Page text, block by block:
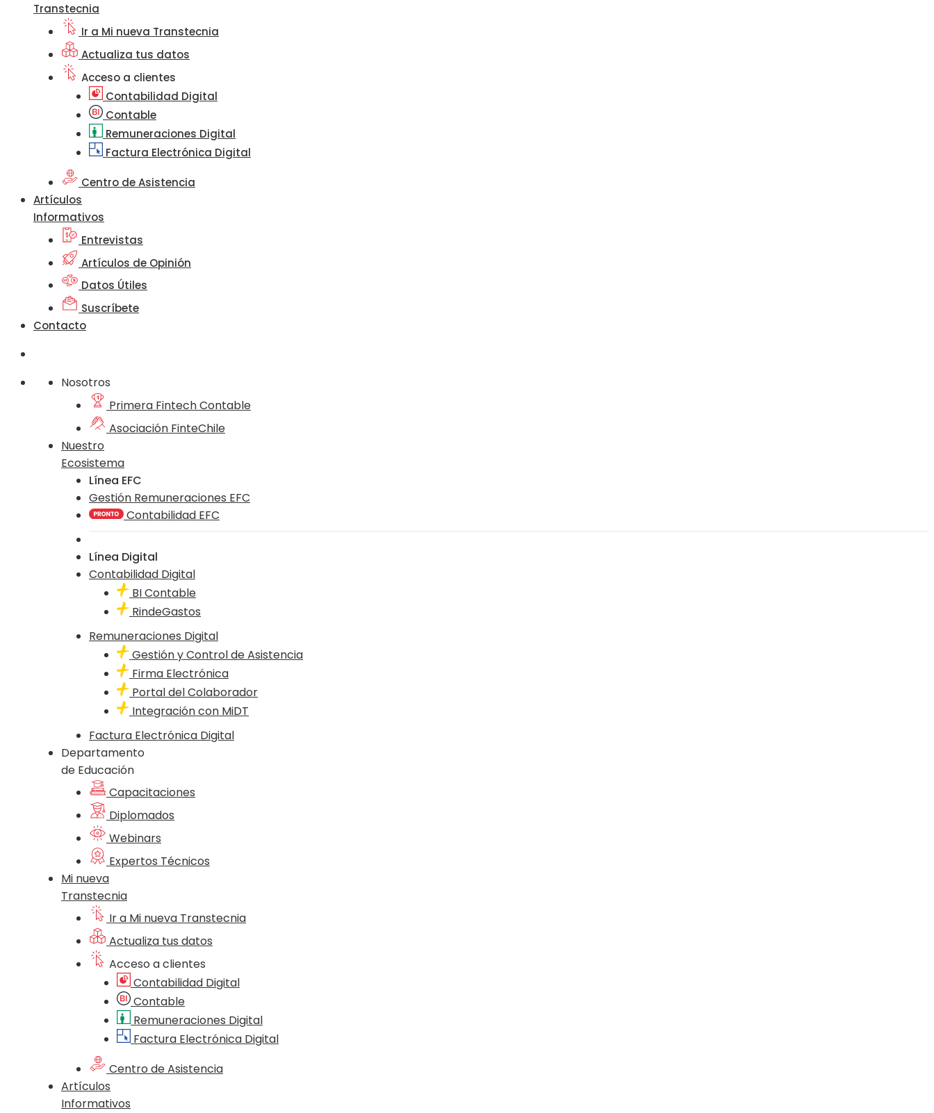
Transtecnia
Ir a Mi nueva Transtecnia
Actualiza tus datos
Acceso a clientes
Contabilidad Digital
Contable
Remuneraciones Digital
Factura Electrónica Digital
Centro de Asistencia
Artículos
Informativos
Entrevistas
Artículos de Opinión
Datos Útiles
Suscríbete
Contacto
Nosotros
Primera Fintech Contable
Asociación FinteChile
Nuestro
Ecosistema
Línea EFC
Gestión Remuneraciones EFC
Contabilidad EFC
Línea Digital
Contabilidad Digital
BI Contable
RindeGastos
Remuneraciones Digital
Gestión y Control de Asistencia
Firma Electrónica
Portal del Colaborador
Integración con MiDT
Factura Electrónica Digital
Departamento
de Educación
Capacitaciones
Diplomados
Webinars
Expertos Técnicos
Mi nueva
Transtecnia
Ir a Mi nueva Transtecnia
Actualiza tus datos
Acceso a clientes
Contabilidad Digital
Contable
Remuneraciones Digital
Factura Electrónica Digital
Centro de Asistencia
Artículos
Informativos